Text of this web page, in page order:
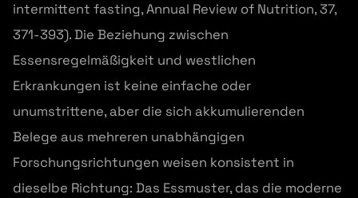
intermittent fasting, Annual Review of Nutrition, 37,
371-393). Die Beziehung zwischen
Essensregelmäßigkeit und westlichen
Erkrankungen ist keine einfache oder
unumstrittene, aber die sich akkumulierenden
Belege aus mehreren unabhängigen
Forschungsrichtungen weisen konsistent in
dieselbe Richtung: Das Essmuster, das die moderne